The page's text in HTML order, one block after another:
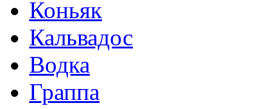
Коньяк
Кальвадос
Водка
Граппа